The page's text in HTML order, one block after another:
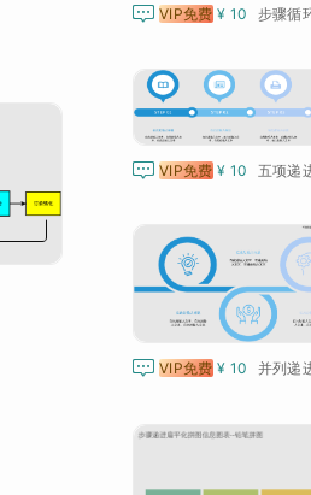
 VIP免费 ¥ 10
 VIP免费 ¥ 10 五项递
 VIP免费 ¥ 10 并列递